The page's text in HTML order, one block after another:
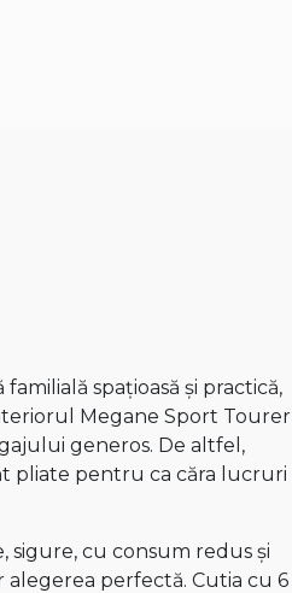
spațioasă și practică,
Megane Sport Tourer
generos. De altfel,
pliate pentru ca căra lucruri
sigure, cu consum redus și
perfectă. Cutia cu 6